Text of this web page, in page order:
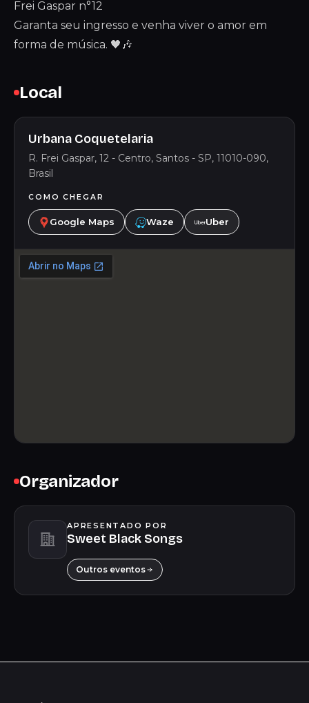
Frei Gaspar n°12
Garanta seu ingresso e venha viver o amor em
forma de música. 🖤🎶
Local
Urbana Coquetelaria
R. Frei Gaspar, 12 - Centro, Santos - SP, 11010-090,
Brasil
COMO CHEGAR
Google Maps Waze Uber
Organizador
APRESENTADO POR
Sweet Black Songs
Outros eventos